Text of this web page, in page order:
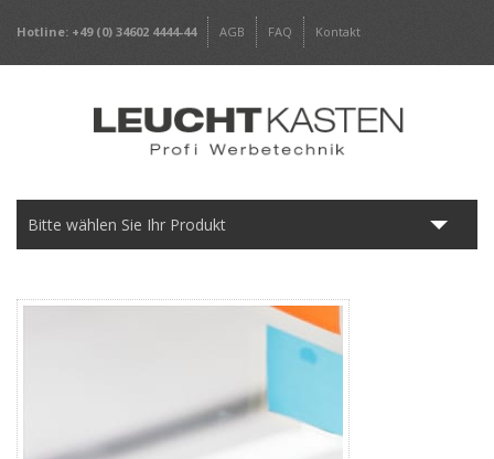
Hotline: +49 (0) 34602 4444-44 AGB FAQ Kontakt
Bitte wählen Sie Ihr Produkt
Werbeschilder